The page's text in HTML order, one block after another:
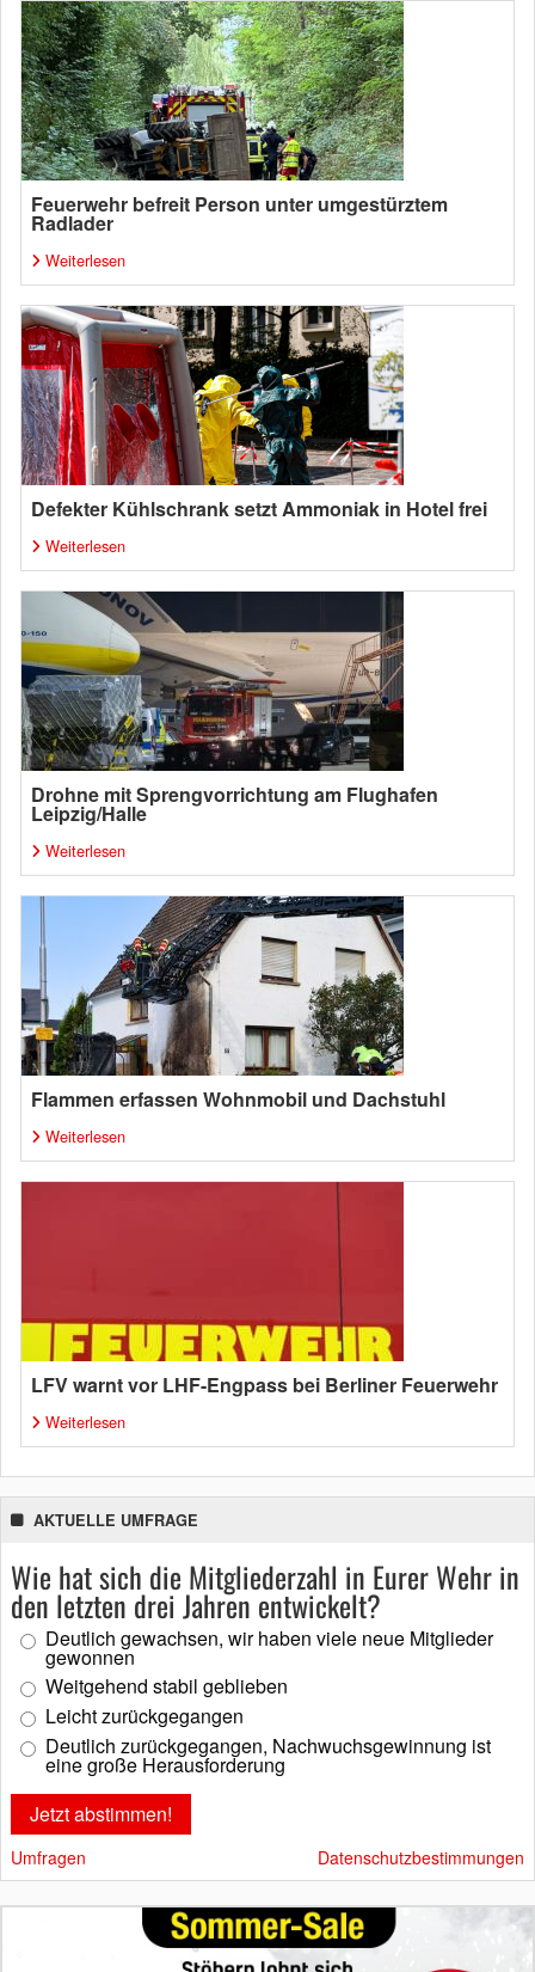
Feuerwehr befreit Person unter umgestürztem
Radlader
Weiterlesen
Defekter Kühlschrank setzt Ammoniak in Hotel frei
Weiterlesen
Drohne mit Sprengvorrichtung am Flughafen
Leipzig/Halle
Weiterlesen
Flammen erfassen Wohnmobil und Dachstuhl
Weiterlesen
LFV warnt vor LHF-Engpass bei Berliner Feuerwehr
Weiterlesen
AKTUELLE UMFRAGE
Wie hat sich die Mitgliederzahl in Eurer Wehr in
den letzten drei Jahren entwickelt?
Deutlich gewachsen, wir haben viele neue Mitglieder
gewonnen
Weitgehend stabil geblieben
Leicht zurückgegangen
Deutlich zurückgegangen, Nachwuchsgewinnung ist
eine große Herausforderung
Umfragen Datenschutzbestimmungen